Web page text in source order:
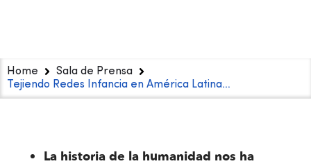
Home
Sala de Prensa
Tejiendo Redes Infancia en América Latina…
La historia de la humanidad nos ha